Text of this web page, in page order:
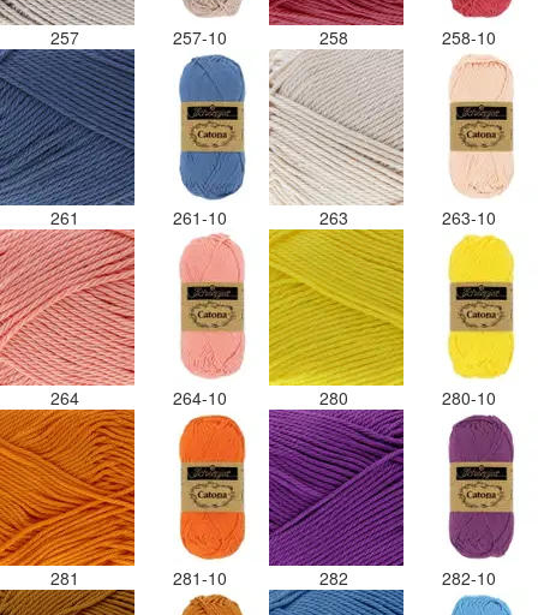
257 257-10 258 258-10
261 261-10 263 263-10
264 264-10 280 280-10
281 281-10 282 282-10